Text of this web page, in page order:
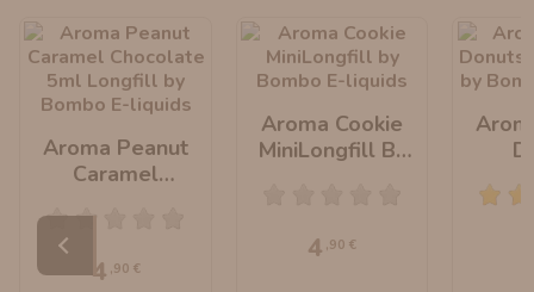
Aroma Peanut
Caramel
MiniLongfill By
Bombo E-Liquids
4 ,90 €
Aroma Cookie
MiniLongfill By
4 ,90 €